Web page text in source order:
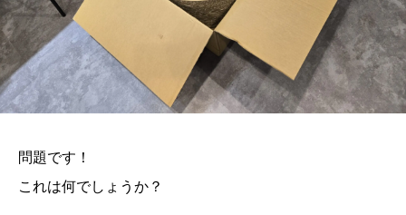
問題です！
これは何でしょうか？